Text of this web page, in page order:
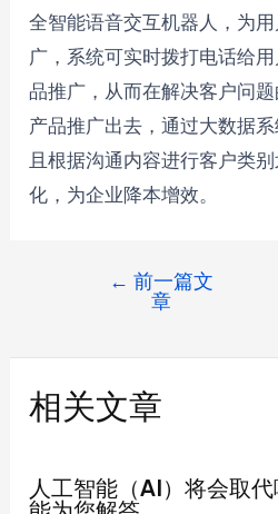
全智能语音交互机器人，为
广，系统可实时拨打电话给
品推广，从而在解决客户问
产品推广出去，通过大数据
且根据沟通内容进行客户类
化，为企业降本增效。
← 前一篇文
章
相关文章
人工智能（AI）将会取